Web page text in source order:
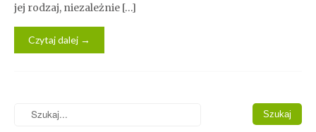
jej rodzaj, niezależnie […]
Czytaj dalej →